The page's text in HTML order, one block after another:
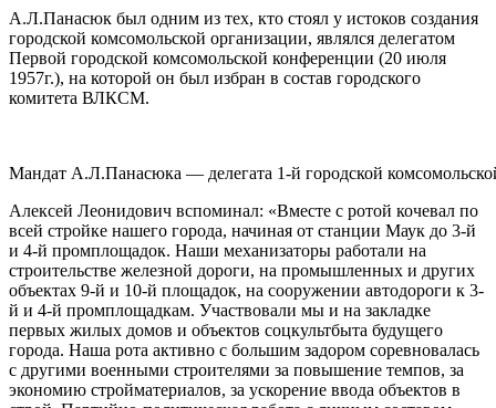
А.Л.Панасюк был одним из тех, кто стоял у истоков создания
городской комсомольской организации, являлся делегатом
Первой городской комсомольской конференции (20 июля
1957г.), на которой он был избран в состав городского
комитета ВЛКСМ.
Мандат А.Л.Панасюка — делегата 1-й городской
Алексей Леонидович вспоминал: «Вместе с ротой кочевал по
всей стройке нашего города, начиная от станции Маук до 3-й
и 4-й промплощадок. Наши механизаторы работали на
строительстве железной дороги, на промышленных и других
объектах 9-й и 10-й площадок, на сооружении автодороги к 3-
й и 4-й промплощадкам. Участвовали мы и на закладке
первых жилых домов и объектов соцкультбыта будущего
города. Наша рота активно с большим задором соревновалась
с другими военными строителями за повышение темпов, за
экономию стройматериалов, за ускорение ввода объектов в